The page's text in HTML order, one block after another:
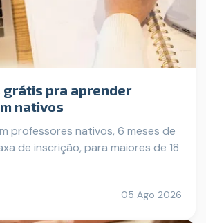
grátis pra aprender
nativos
professores nativos, 6 meses de
de inscrição, para maiores de 18
05 Ago 2026